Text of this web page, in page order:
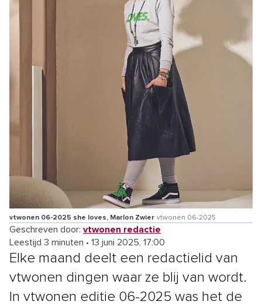
vtwonen 06-2025 she loves, Marlon Zwier vtwonen 06-2025
Geschreven door: vtwonen redactie
Leestijd 3 minuten • 13 juni 2025, 17:00
Elke maand deelt een redactielid van
vtwonen dingen waar ze blij van wordt.
In vtwonen editie 06-2025 was het de